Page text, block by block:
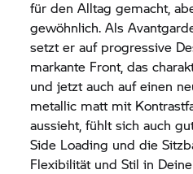
für den Alltag gemacht,
gewöhnlich. Als
setzt er auf progressive
markante Front, das
und jetzt auch auf einen
metallic matt mit
aussieht, fühlt sich auch
Side Loading und die
Flexibilität und Stil in